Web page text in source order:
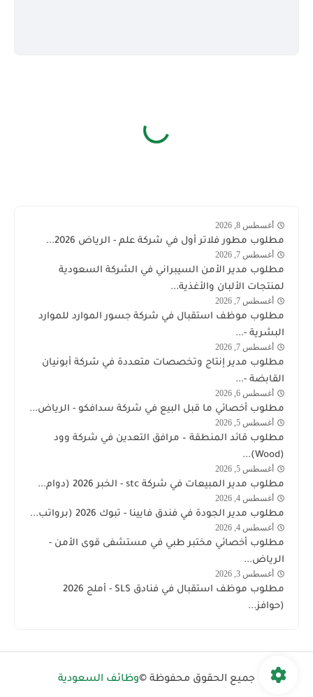
شركة
أغسطس 8, 2026
مطلوب مطور فلاتر أول في شركة علم - الرياض 2026...
وظائف
أغسطس 7, 2026
مطلوب مدير الأمن السيبراني في الشركة السعودية
لمنتجات الألبان والأغذية...
السعودية
أغسطس 7, 2026
مطلوب موظف استقبال في شركة جسور الموارد للموارد
البشرية -...
وظائف
أغسطس 7, 2026
مطلوب مدير إنتاج وتخصصات متعددة في شركة أبونيان
القابضة -...
الشركة
السعودية
لمنتجات
الألبان
والأغذية
أغسطس 6, 2026
مطلوب أخصائي ما قبل البيع في شركة سدافكو - الرياض...
وظائف
أغسطس 5, 2026
مطلوب قائد المنطقة – مرافق التعدين في شركة وود
(Wood)...
stc
توظيف
أغسطس 5, 2026
مطلوب مدير المبيعات في شركة stc - الخبر 2026 (دوام...
وظائف
السعودية
اليوم
أغسطس 4, 2026
مطلوب مدير الجودة في فندق فايينا - تبوك 2026 (برواتب...
قوى
أغسطس 4, 2026
مطلوب أخصائي مختبر طبي في مستشفى قوى الأمن -
الرياض...
وظائف
أغسطس 3, 2026
مطلوب موظف استقبال في فنادق SLS - أملج 2026
(حوافز...
جميع الحقوق محفوظة ©وظائف السعودية